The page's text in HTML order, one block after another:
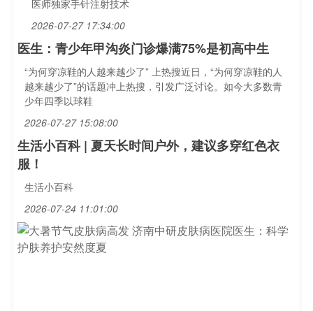
医师独家手针注射技术
2026-07-27 17:34:00
医生：青少年甲沟炎门诊爆满75%是初高中生
“为何穿凉鞋的人越来越少了” 上热搜近日，“为何穿凉鞋的人
越来越少了”的话题冲上热搜，引发广泛讨论。如今大多数青
少年四季以球鞋
2026-07-27 15:08:00
生活小百科 | 夏天长时间户外，建议多穿红色衣
服！
生活小百科
2026-07-24 11:01:00